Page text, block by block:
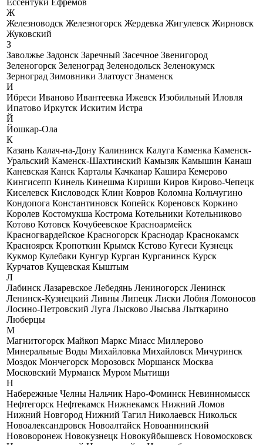
Ж
Железноводск Железногорск Жердевка Жигулевск Жирновск
Жуковский
З
Заволжье Задонск Заречный Засечное Звенигород
Зеленогорск Зеленоград Зеленодольск Зеленокумск
Зерноград Зимовники Златоуст Знаменск
И
Ибреси Иваново Ивантеевка Ижевск Изобильный Иловля
Ипатово Иркутск Искитим Истра
Й
Йошкар-Ола
К
Казань Калач-на-Дону Калининск Калуга Каменка Каменск-
Уральский Каменск-Шахтинский Камызяк Камышин Канаш
Каневская Канск Карталы Качканар Кашира Кемерово
Кингисепп Кинель Кинешма Кириши Киров Кирово-Чепецк
Киселевск Кисловодск Клин Ковров Коломна Кольчугино
Кондопога Константиновск Копейск Кореновск Коркино
Королев Костомукша Кострома Котельники Котельниково
Котово Котовск Кочубеевское Красноармейск
Красногвардейское Красногорск Краснодар Краснокамск
Красноярск Кропоткин Крымск Кстово Кугеси Кузнецк
Кукмор Кулебаки Кунгур Курган Курганинск Курск
Курчатов Кущевская Кыштым
Л
Лабинск Лазаревское Лебедянь Лениногорск Ленинск
Ленинск-Кузнецкий Ливны Липецк Лиски Лобня Ломоносов
Лосино-Петровский Луга Лысково Лысьва Лыткарино
Люберцы
М
Магнитогорск Майкоп Маркс Миасс Миллерово
Минеральные Воды Михайловка Михайловск Мичуринск
Моздок Мончегорск Морозовск Моршанск Москва
Московский Мурманск Муром Мытищи
Н
Набережные Челны Нальчик Наро-Фоминск Невинномысск
Нефтегорск Нефтекамск Нижнекамск Нижний Ломов
Нижний Новгород Нижний Тагил Николаевск Никольск
Новоалександровск Новоалтайск Новоаннинский
Нововоронеж Новокузнецк Новокуйбышевск Новомосковск